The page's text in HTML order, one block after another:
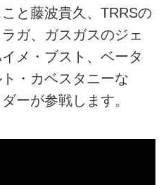
と藤波貴久、TRRSの
ガ、ガスガスのジェ
メ・ブスト、ベータ
・カベスタニーな
ーが参戦します。